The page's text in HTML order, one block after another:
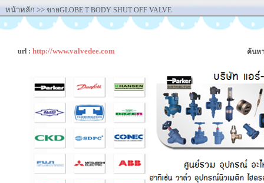
หน้าหลัก >> ขายGLOBE T BODY SHUT OFF VALVE
url : http://www.valvedee.com ค้นห